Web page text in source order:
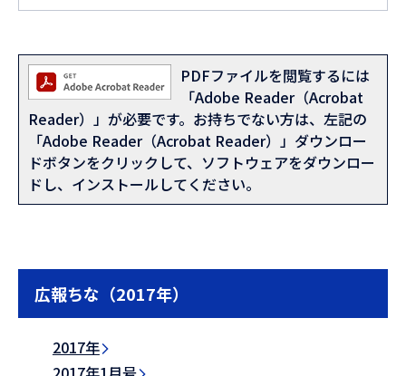
PDFファイルを閲覧するには
「Adobe Reader（Acrobat
Reader）」が必要です。お持ちでない方は、左記の
「Adobe Reader（Acrobat Reader）」ダウンロー
ドボタンをクリックして、ソフトウェアをダウンロー
ドし、インストールしてください。
広報ちな（2017年）
2017年